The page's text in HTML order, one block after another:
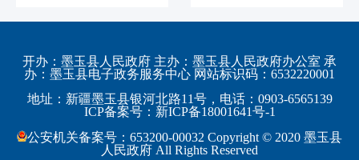
教育部
工业和信息化部
监察部
民政部
江苏省
浙江省
安徽省
福建省
伊犁哈萨克自治州
阿勒泰地区
博尔塔拉蒙古自治州
吐鲁番地区
皮山县
策勒县
民丰县
和田市
开办：墨玉县人民政府 主办：墨玉县人民政府办公室 承
办：墨玉县电子政务服务中心 网站标识码：6532220001
地址：新疆墨玉县银河北路11号，电话：0903-6565139
ICP备案号：新ICP备18001641号-1
公安机关备案号：653200-00032 Copyright © 2020 墨玉县
人民政府 All Rights Reserved